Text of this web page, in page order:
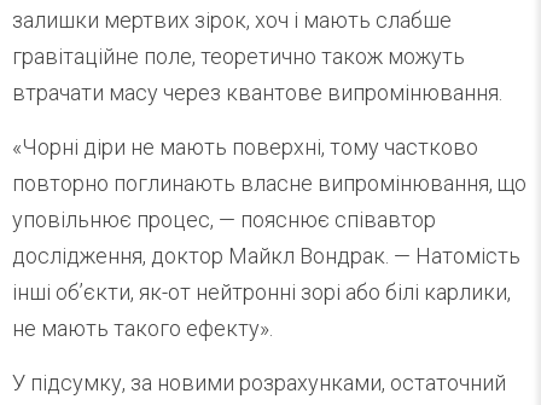
залишки мертвих зірок, хоч і мають слабше
гравітаційне поле, теоретично також можуть
втрачати масу через квантове випромінювання.
«Чорні діри не мають поверхні, тому частково
повторно поглинають власне випромінювання, що
уповільнює процес, — пояснює співавтор
дослідження, доктор Майкл Вондрак. — Натомість
інші об’єкти, як-от нейтронні зорі або білі карлики,
не мають такого ефекту».
У підсумку, за новими розрахунками, остаточний